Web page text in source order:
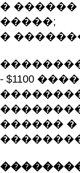
� ������
�����;
�
- $1100
������
��������